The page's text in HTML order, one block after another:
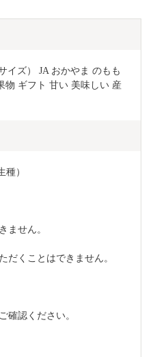
イズ） JA おかやま のもも
物 ギフト 甘い 美味しい 産
）
ません。
くことはできません。
確認ください。